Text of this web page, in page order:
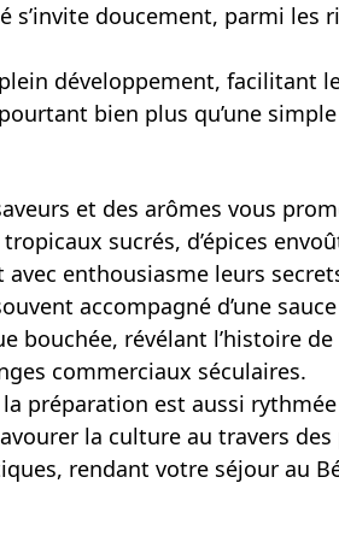
s’invite doucement, parmi
plein développement, facilitant
bien plus qu’une
et des arômes vous
sucrés, d’épices
enthousiasme leurs
accompagné d’une
bouchée, révélant l’histoire
commerciaux séculaires.
préparation est aussi
la culture au travers des
rendant votre séjour au